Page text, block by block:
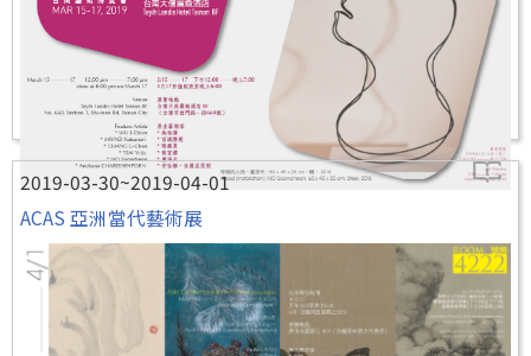
2019-03-30~2019-04-01
ACAS 亞洲當代藝術展